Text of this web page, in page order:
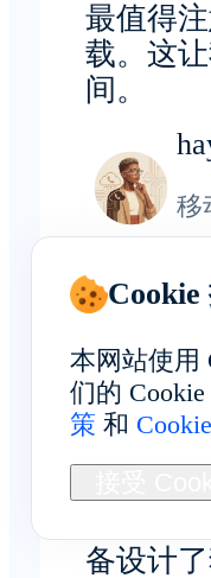
最值得
载。这
间。
移
隐私与安全
备设计
Cookie
本网站使用
们的
策 和